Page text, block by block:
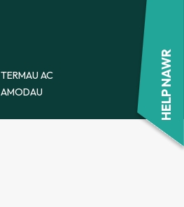
HELP NAWR
TERMAU AC
AMODAU